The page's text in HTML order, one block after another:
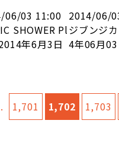
06/03 11:00
SHOWER Pl
年6月3日
2014/06/
ジブンジ
4年06月
1,701 1,702 1,703